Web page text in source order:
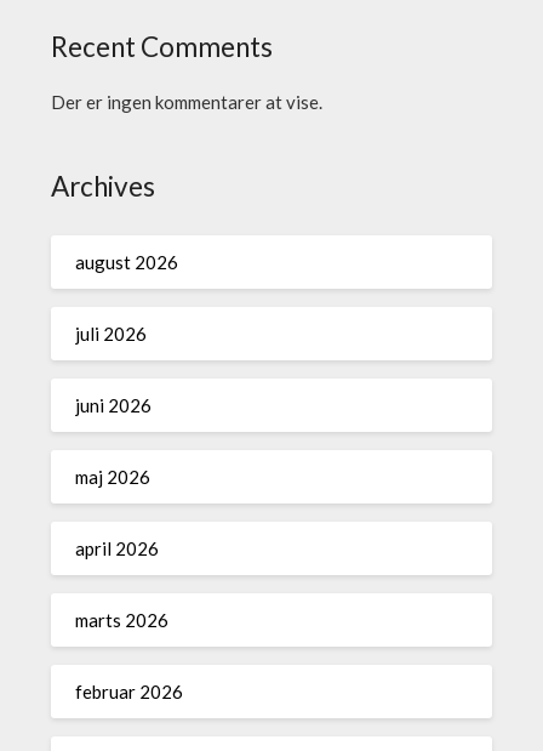
Recent Comments
Der er ingen kommentarer at vise.
Archives
august 2026
juli 2026
juni 2026
maj 2026
april 2026
marts 2026
februar 2026